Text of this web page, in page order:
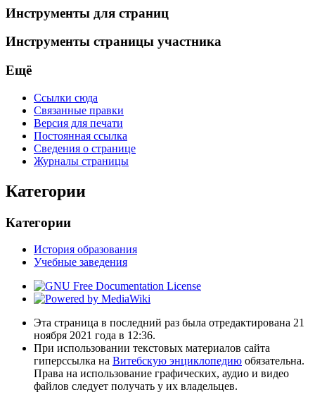
Инструменты для страниц
Инструменты страницы участника
Ещё
Ссылки сюда
Связанные правки
Версия для печати
Постоянная ссылка
Сведения о странице
Журналы страницы
Категории
Категории
История образования
Учебные заведения
Эта страница в последний раз была отредактирована 21
ноября 2021 года в 12:36.
При использовании текстовых материалов сайта
гиперссылка на Витебскую энциклопедию обязательна.
Права на использование графических, аудио и видео
файлов следует получать у их владельцев.